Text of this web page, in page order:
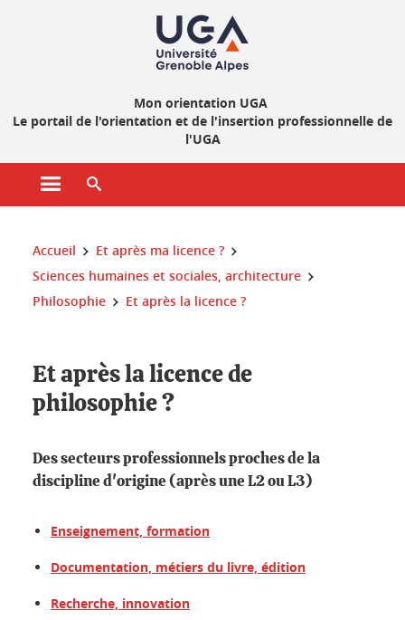
Mon orientation UGA
Le portail de l'orientation et de l'insertion professionnelle de
l'UGA
Ouvrir le menu principal
Vous êtes ici :
Accueil
Et après ma licence ?
Sciences humaines et sociales, architecture
Philosophie
Et après la licence ?
Et après la licence de
philosophie ?
Des secteurs professionnels proches de la
discipline d'origine (après une L2 ou L3)
Enseignement, formation
Documentation, métiers du livre, édition
Recherche, innovation